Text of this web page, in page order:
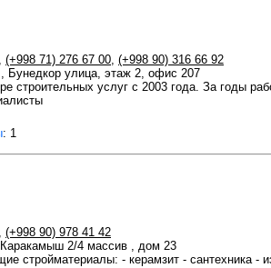
, (+998 71) 276 67 00, (+998 90) 316 66 92
, Бунедкор улица, этаж 2, офис 207
строительных услуг с 2003 года. За годы
: 1
, (+998 90) 978 41 42
Каракамыш 2/4 массив , дом 23
стройматериалы: - керамзит - сантехника -